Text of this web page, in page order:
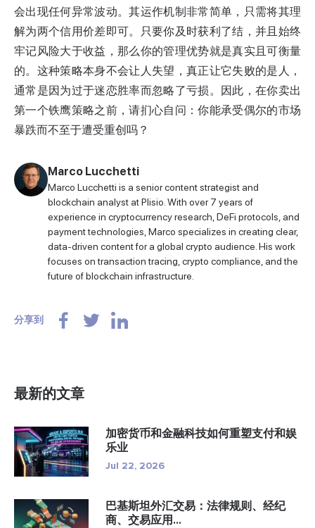
会出现任何异常波动。其运作机制非常简单，只需将其理
解为两个信用价差即可。只要你及时获利了结，并且始终
牢记风险大于收益，那么你的管理优势就是真实且可衡量
的。这种策略本身不会让人失望，真正让它失败的是人，
通常是因为过于迷恋胜率而忽略了亏损。因此，在你卖出
第一个铁鹰策略之前，请扪心自问：你能承受偶尔的市场
暴跌而不至于遭受重创吗？
Marco Lucchetti
Marco Lucchetti is a senior content strategist and
blockchain analyst at Plisio. With over 7 years of
experience in cryptocurrency research, DeFi protocols, and
payment technologies, Marco specializes in creating clear,
data-driven content for a global crypto audience. His work
focuses on transaction tracing, crypto compliance, and the
future of blockchain infrastructure.
分享到
最新的文章
加密货币和金融科技如何重塑支付和娱
乐业
Jul 22, 2026
巴基斯坦外汇交易：法律规则、经纪
商、交易应用...